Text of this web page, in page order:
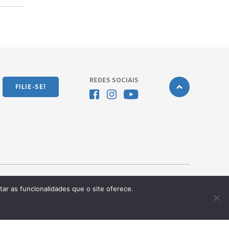
FILIE-SE!
REDES SOCIAIS
Desenvolvido pela
as funcionalidades que o site oferece.